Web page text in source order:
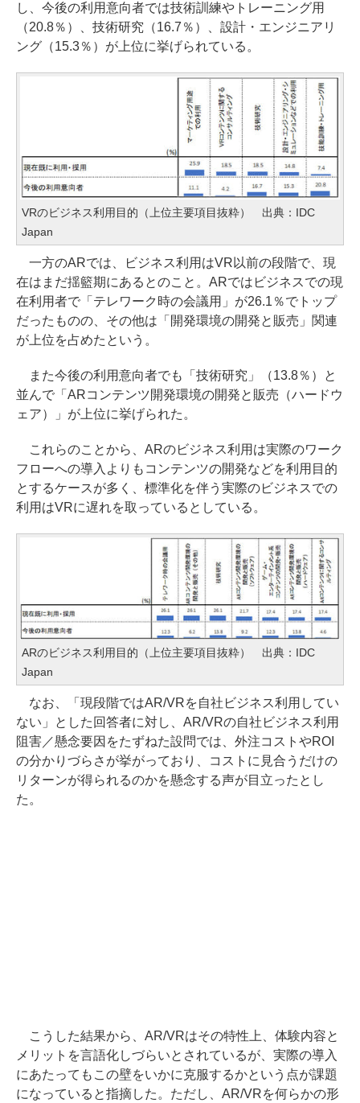
し、今後の利用意向者では技術訓練やトレーニング用
（20.8％）、技術研究（16.7％）、設計・エンジニアリ
ング（15.3％）が上位に挙げられている。
VRのビジネス利用目的（上位主要項目抜粋） 出典：IDC
Japan
一方のARでは、ビジネス利用はVR以前の段階で、現
在はまだ揺籃期にあるとのこと。ARではビジネスでの現
在利用者で「テレワーク時の会議用」が26.1％でトップ
だったものの、その他は「開発環境の開発と販売」関連
が上位を占めたという。
また今後の利用意向者でも「技術研究」（13.8％）と
並んで「ARコンテンツ開発環境の開発と販売（ハードウ
ェア）」が上位に挙げられた。
これらのことから、ARのビジネス利用は実際のワーク
フローへの導入よりもコンテンツの開発などを利用目的
とするケースが多く、標準化を伴う実際のビジネスでの
利用はVRに遅れを取っているとしている。
ARのビジネス利用目的（上位主要項目抜粋） 出典：IDC
Japan
なお、「現段階ではAR/VRを自社ビジネス利用してい
ない」とした回答者に対し、AR/VRの自社ビジネス利用
阻害／懸念要因をたずねた設問では、外注コストやROI
の分かりづらさが挙がっており、コストに見合うだけの
リターンが得られるのかを懸念する声が目立ったとし
た。
こうした結果から、AR/VRはその特性上、体験内容と
メリットを言語化しづらいとされているが、実際の導入
にあたってもこの壁をいかに克服するかという点が課題
になっていると指摘した。ただし、AR/VRを何らかの形